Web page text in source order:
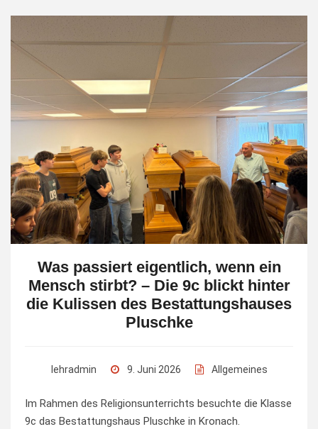
Was passiert eigentlich, wenn ein
Mensch stirbt? – Die 9c blickt hinter
die Kulissen des Bestattungshauses
Pluschke
lehradmin 9. Juni 2026 Allgemeines
Im Rahmen des Religionsunterrichts besuchte die Klasse
9c das Bestattungshaus Pluschke in Kronach.